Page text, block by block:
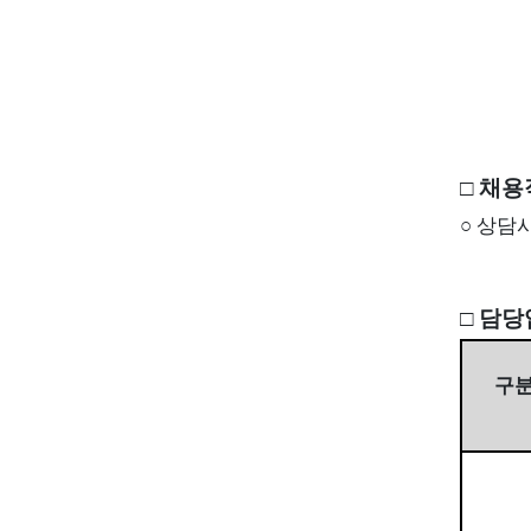
□ 채용
○ 상담
□ 담당
구